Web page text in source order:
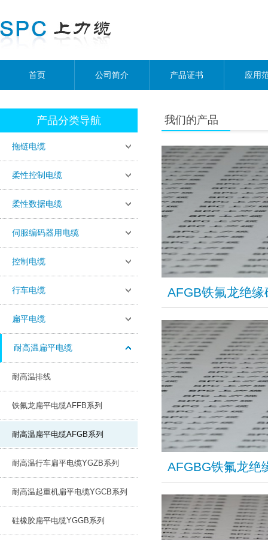
首页 公司简介 产品证书 应用
产品分类导航
拖链电缆
柔性控制电缆
柔性数据电缆
伺服编码器用电缆
控制电缆
行车电缆
扁平电缆
耐高温扁平电缆
耐高温排线
铁氟龙扁平电缆AFFB系列
耐高温扁平电缆AFGB系列
耐高温行车扁平电缆YGZB系列
耐高温起重机扁平电缆YGCB系列
硅橡胶扁平电缆YGGB系列
我们的产品
​AFGB铁氟龙绝
AFGBG铁氟龙绝